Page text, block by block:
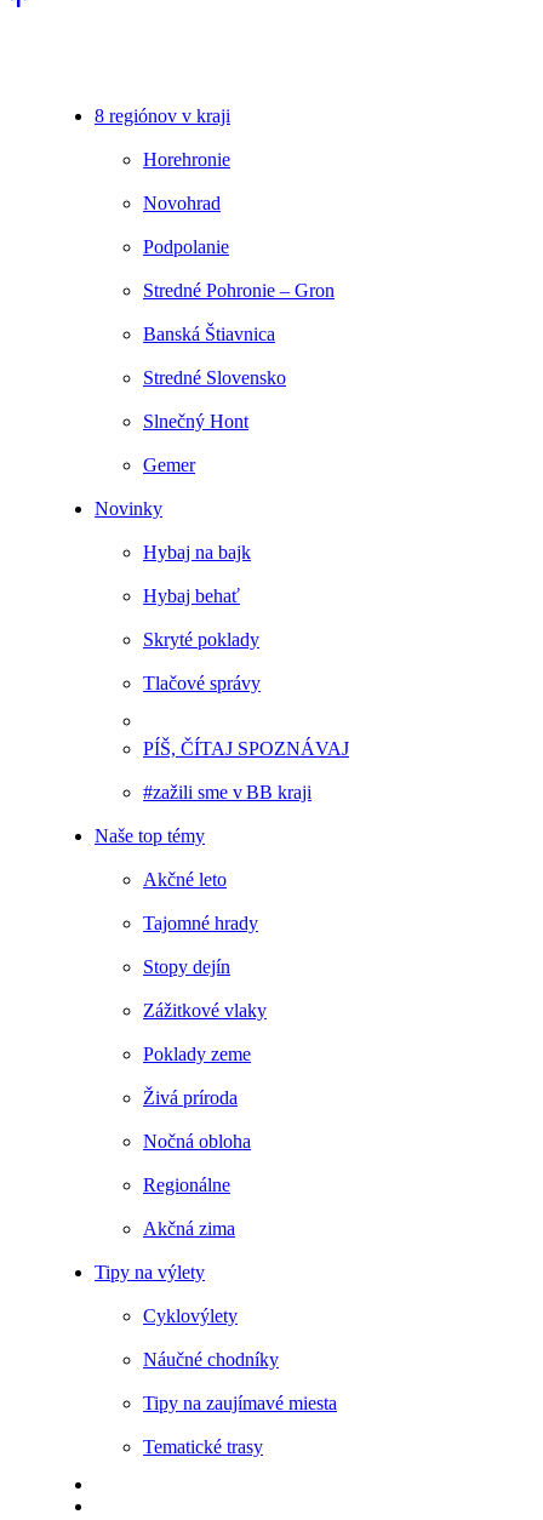
8 regiónov v kraji
Horehronie
Novohrad
Podpolanie
Stredné Pohronie – Gron
Banská Štiavnica
Stredné Slovensko
Slnečný Hont
Gemer
Novinky
Hybaj na bajk
Hybaj behať
Skryté poklady
Tlačové správy
PÍŠ, ČÍTAJ SPOZNÁVAJ
#zažili sme v BB kraji
Naše top témy
Akčné leto
Tajomné hrady
Stopy dejín
Zážitkové vlaky
Poklady zeme
Živá príroda
Nočná obloha
Regionálne
Akčná zima
Tipy na výlety
Cyklovýlety
Náučné chodníky
Tipy na zaujímavé miesta
Tematické trasy